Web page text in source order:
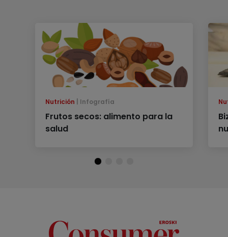
Nutrición Infografía
Frutos secos: alimento para la
salud